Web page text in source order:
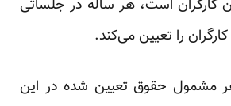
کارگران است، هر ساله در جلساتی
را تعیین می‌کند.
نفر مشمول حقوق تعیین شده در این